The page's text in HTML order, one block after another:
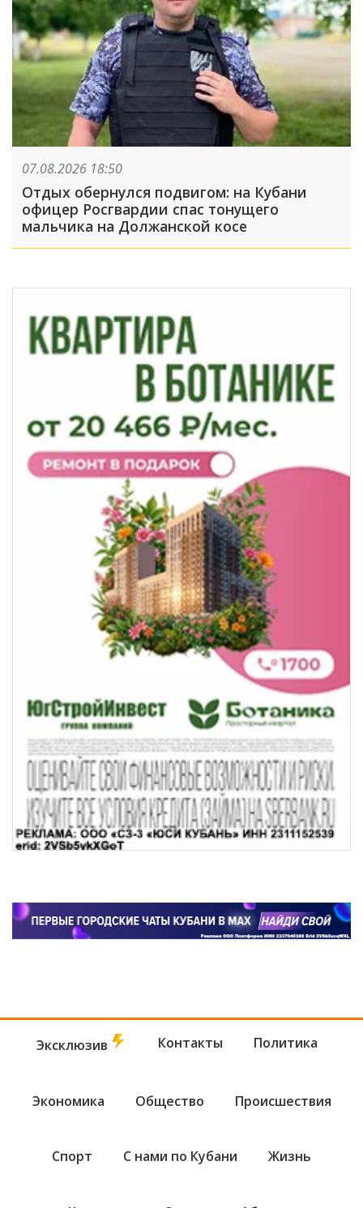
07.08.2026 18:50
Отдых обернулся подвигом: на Кубани
офицер Росгвардии спас тонущего
мальчика на Должанской косе
Эксклюзив Контакты Политика
Экономика Общество Происшествия
Спорт С нами по Кубани Жизнь